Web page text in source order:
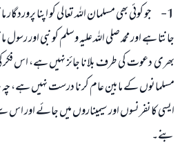
1- جو کوئی بھی مسلمان اللہ تعالی کو اپنا
جانتا ہے اور محمد صلی اللہ علیہ وسلم کو نبی اور
بھری دعوت کی طرف بلانا جائز نہیں ہے، اس فکر
مسلمانوں کے مابین عام کرنا درست نہیں ہے،
ایسی کانفرنسوں اور سیمیناروں میں جائے اور اس
بنے۔